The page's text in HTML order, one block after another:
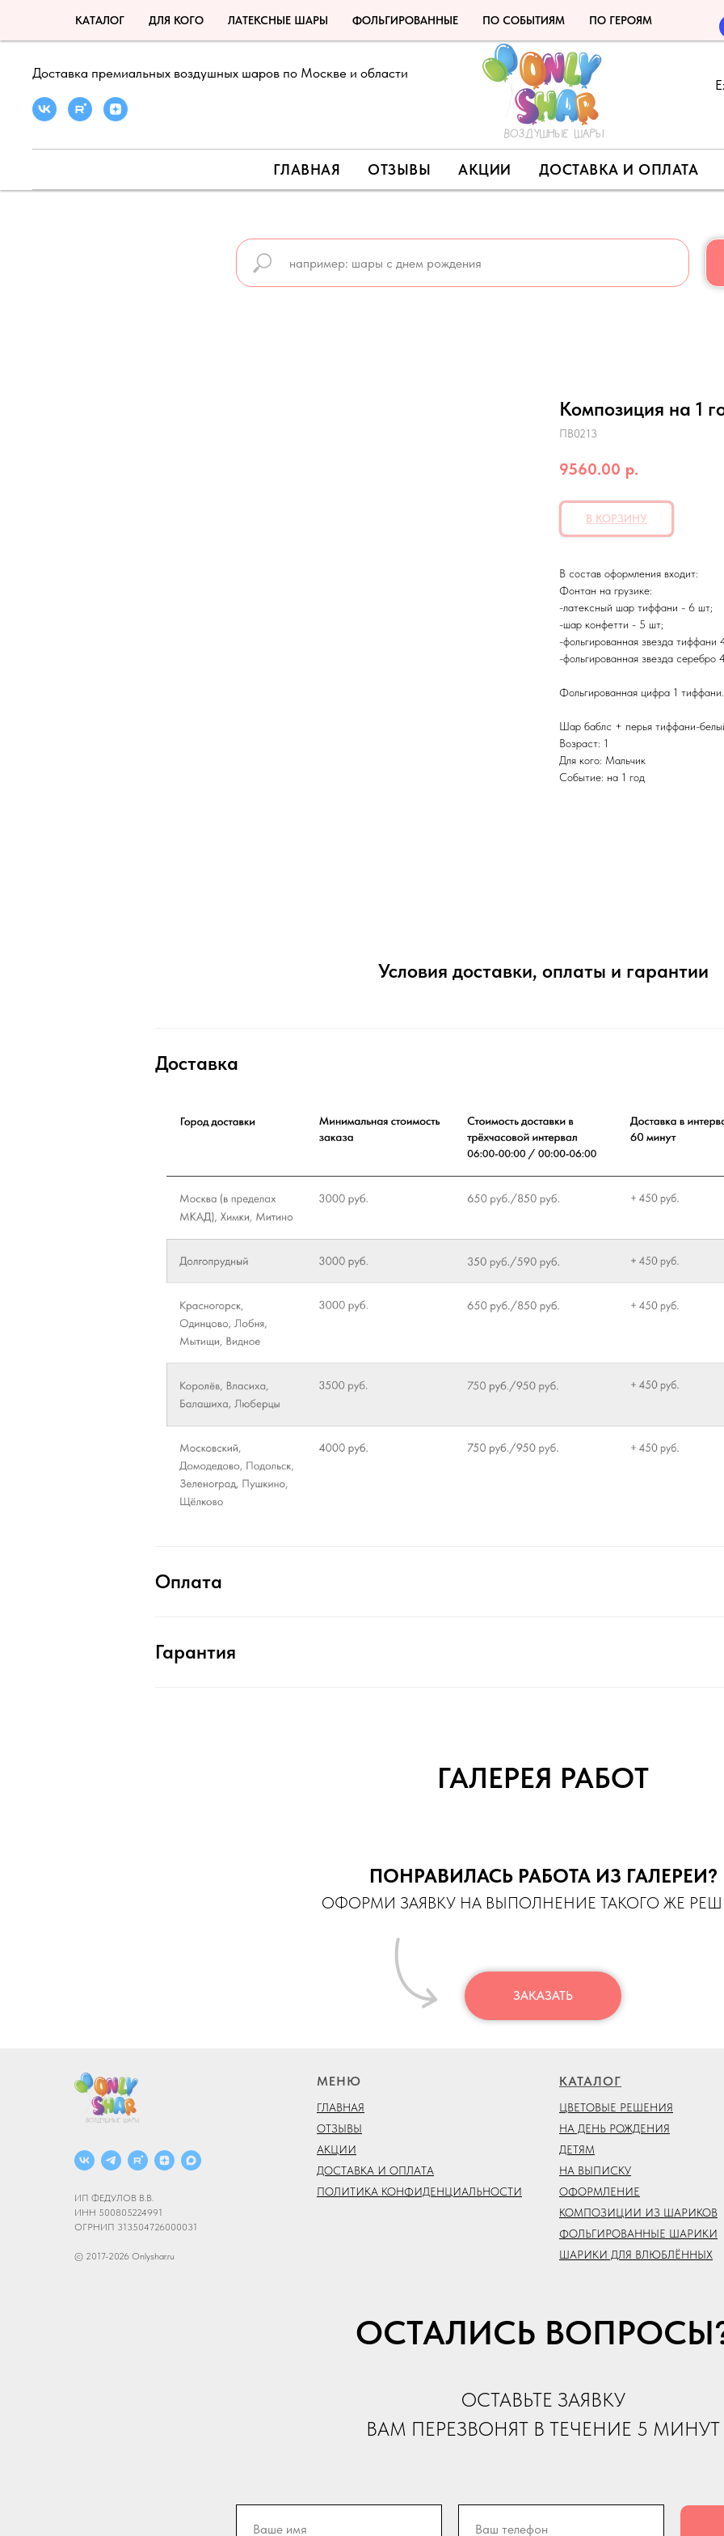
КАТАЛОГ ДЛЯ КОГО ЛАТЕКСНЫЕ ШАРЫ ФОЛЬГИРОВАННЫЕ ПО СОБЫТИЯМ ПО ГЕРОЯМ
Доставка премиальных воздушных шаров по Москве и области
ГЛАВНАЯ ОТЗЫВЫ АКЦИИ ДОСТАВКА И ОПЛАТА
Композиция на 1
ПВ0213
9560.00 р.
В КОРЗИНУ
В состав оформления входит:
Фонтан на грузике:
-латексный шар тиффани - 6 шт;
-шар конфетти - 5 шт;
-фольгированная звезда
-фольгированная звезда серебро
Фольгированная цифра 1 тиффани.
Шар баблс + перья тиффани-
Возраст: 1
Для кого: Мальчик
Событие: на 1 год
Условия доставки, оплаты и гарантии
Доставка
Оплата
Гарантия
ГАЛЕРЕЯ РАБОТ
ПОНРАВИЛАСЬ РАБОТА ИЗ ГАЛЕРЕИ?
ОФОРМИ ЗАЯВКУ НА ВЫПОЛНЕНИЕ ТАКОГО ЖЕ
ЗАКАЗАТЬ
ИП ФЕДУЛОВ В.В.
ИНН 500805224991
ОГРНИП 313504726000031
© 2017-2026 Onlyshar.ru
МЕНЮ
ГЛАВНАЯ
ОТЗЫВЫ
АКЦИИ
ДОСТАВКА И ОПЛАТА
ПОЛИТИКА КОНФИДЕНЦИАЛЬНОСТИ
КАТАЛОГ
ЦВЕТОВЫЕ РЕШЕНИЯ
НА ДЕНЬ РОЖДЕНИЯ
ДЕТЯМ
НА ВЫПИСКУ
ОФОРМЛЕНИЕ
КОМПОЗИЦИИ ИЗ ШАРИКОВ
ФОЛЬГИРОВАННЫЕ ШАРИКИ
ШАРИКИ ДЛЯ ВЛЮБЛЁННЫХ
ОСТАЛИСЬ
ОСТАВЬТЕ ЗАЯВКУ
ВАМ ПЕРЕЗВОНЯТ В ТЕЧЕНИЕ 5 МИНУТ